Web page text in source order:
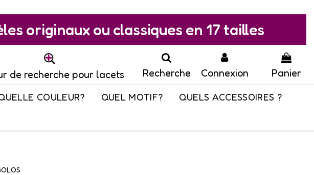
originaux ou classiques en 17 tailles
de recherche pour lacets Recherche Connexion Panier
COULEUR? QUEL MOTIF?
QUELS ACCESSOIRES ?